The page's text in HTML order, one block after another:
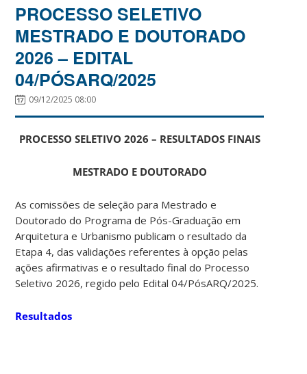
PROCESSO SELETIVO
MESTRADO E DOUTORADO
2026 – EDITAL
04/PÓSARQ/2025
09/12/2025 08:00
PROCESSO SELETIVO 2026 – RESULTADOS FINAIS
MESTRADO E DOUTORADO
As comissões de seleção para Mestrado e
Doutorado do Programa de Pós-Graduação em
Arquitetura e Urbanismo publicam o resultado da
Etapa 4, das validações referentes à opção pelas
ações afirmativas e o resultado final do Processo
Seletivo 2026, regido pelo Edital 04/PósARQ/2025.
Resultados